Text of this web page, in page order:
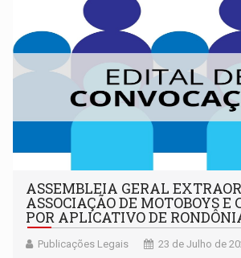
ASSEMBLEIA GERAL
ASSOCIAÇÃO DE MOTOBOYS E
POR APLICATIVO DE
Publicações Legais 23 de Julho de